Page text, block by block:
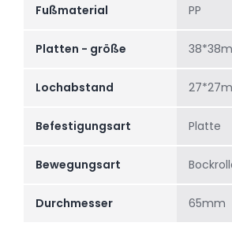
Fußmaterial PP
Platten - größe
Lochabstand
Befestigungsart Platte
Bewegungsart
Durchmesser 65mm